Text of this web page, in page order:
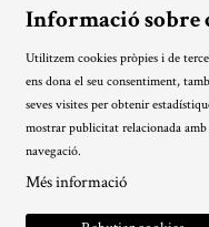
Plaça del Teatre, 3, 08339
Com arribar-hi
Informació
Avís Legal | Ús de Cookies
Condicions generals
|
Link a instagram
Link a twitter
Informació sobre
Utilitzem cookies pròpies i de
ens dona el seu consentiment,
seves visites per obtenir
mostrar publicitat relacionada amb
navegació.
Més informació